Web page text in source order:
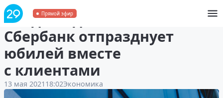
Прямой эфир
180 дней до 180-летия: как
Сбербанк отпразднует
юбилей вместе
с клиентами
13 мая 2021 18:02Экономика